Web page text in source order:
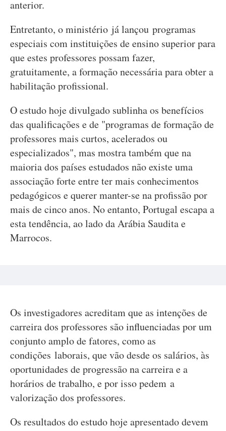
anterior.
Entretanto, o ministério já lançou programas
especiais com instituições de ensino superior para
que estes professores possam fazer,
gratuitamente, a formação necessária para obter a
habilitação profissional.
O estudo hoje divulgado sublinha os benefícios
das qualificações e de "programas de formação de
professores mais curtos, acelerados ou
especializados", mas mostra também que na
maioria dos países estudados não existe uma
associação forte entre ter mais conhecimentos
pedagógicos e querer manter-se na profissão por
mais de cinco anos. No entanto, Portugal escapa a
esta tendência, ao lado da Arábia Saudita e
Marrocos.
Os investigadores acreditam que as intenções de
carreira dos professores são influenciadas por um
conjunto amplo de fatores, como as
condições laborais, que vão desde os salários, às
oportunidades de progressão na carreira e a
horários de trabalho, e por isso pedem a
valorização dos professores.
Os resultados do estudo hoje apresentado devem